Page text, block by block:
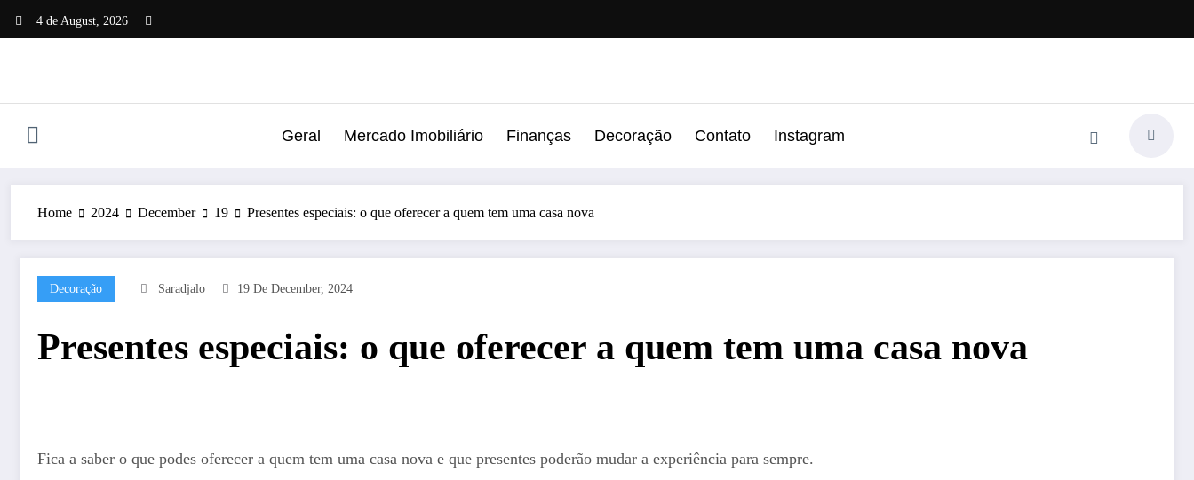
4 de August, 2026
Geral Mercado Imobiliário Finanças Decoração Contato Instagram
Home 2024 December 19 Presentes especiais: o que oferecer a quem tem uma casa nova
Decoração Saradjalo 19 De December, 2024
Presentes especiais: o que oferecer a quem tem uma casa nova
Fica a saber o que podes oferecer a quem tem uma casa nova e que presentes poderão mudar a experiência para sempre.